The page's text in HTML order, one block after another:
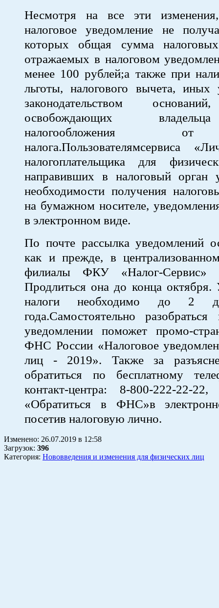
Несмотря на все эти
налоговое уведомление не
которых общая сумма налоговых
отражаемых в налоговом
менее 100 рублей;а также при
льготы, налогового вычета, иных
законодательством
освобождающих
налогообложения
налога.Пользователямсервиса
налогоплательщика для
направивших в налоговый орган
необходимости получения
на бумажном носителе,
в электронном виде.
По почте рассылка уведомлений
как и прежде, в
филиалы ФКУ «Налог-
Продлиться она до конца октября.
налоги необходимо до 2
года.Самостоятельно
уведомлении поможет промо-
ФНС России «Налоговое
лиц - 2019». Также за
обратиться по бесплатному
контакт-центра: 8-800-222-22-
«Обратиться в ФНС»в
посетив налоговую лично.
Изменено: 26.07.2019 в 12:58
Загрузок: 396
Категория: Нововведения и изменения для физических лиц